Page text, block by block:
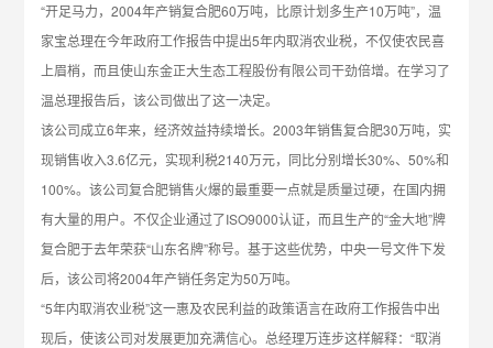
“开足马力，2004年产销复合肥60万吨，比原计划多生产10万吨”，温
家宝总理在今年政府工作报告中提出5年内取消农业税，不仅使农民喜
上眉梢，而且使山东金正大生态工程股份有限公司干劲倍增。在学习了
温总理报告后，该公司做出了这一决定。
该公司成立6年来，经济效益持续增长。2003年销售复合肥30万吨，实
现销售收入3.6亿元，实现利税2140万元，同比分别增长30%、50%和
100%。该公司复合肥销售火爆的最重要一点就是质量过硬，在国内拥
有大量的用户。不仅企业通过了ISO9000认证，而且生产的“金大地”牌
复合肥于去年荣获“山东名牌”称号。基于这些优势，中央一号文件下发
后，该公司将2004年产销任务定为50万吨。
“5年内取消农业税”这一惠及农民利益的政策语言在政府工作报告中出
现后，使该公司对发展更加充满信心。总经理万连步这样解释：“取消